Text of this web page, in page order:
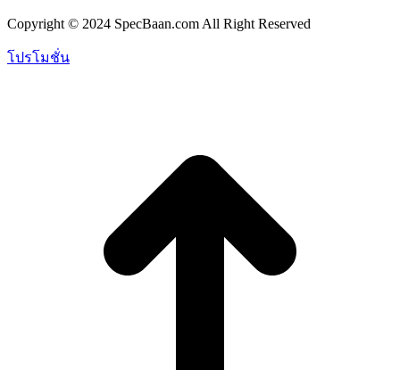
Copyright © 2024 SpecBaan.com All Right Reserved
โปรโมชั่น